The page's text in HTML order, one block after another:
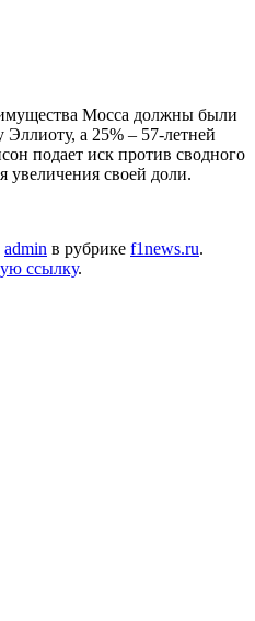
Мосса должны были
Эллиоту, а 25% – 57-летней
подает иск против сводного
увеличения своей доли.
admin в рубрике f1news.ru.
ссылку.